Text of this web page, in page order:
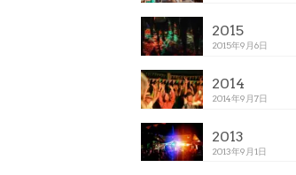
2015
2015年9月6日
2014
2014年9月7日
2013
2013年9月1日